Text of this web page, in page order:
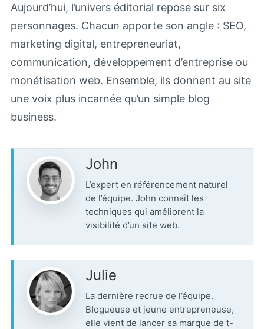
Aujourd’hui, l’univers éditorial repose sur six
personnages. Chacun apporte son angle : SEO,
marketing digital, entrepreneuriat,
communication, développement d’entreprise ou
monétisation web. Ensemble, ils donnent au site
une voix plus incarnée qu’un simple blog
business.
John
L’expert en référencement naturel
de l’équipe. John connaît les
techniques qui améliorent la
visibilité d’un site web.
Julie
La dernière recrue de l’équipe.
Blogueuse et jeune entrepreneuse,
elle vient de lancer sa marque de t-